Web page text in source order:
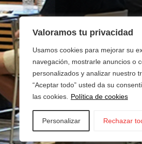
Valoramos tu privacidad
Usamos cookies para mejorar su
navegación, mostrarle anuncios o
personalizados y analizar nuestro
“Aceptar todo” usted da su
las cookies.
Política de cookies
Personalizar Rechazar